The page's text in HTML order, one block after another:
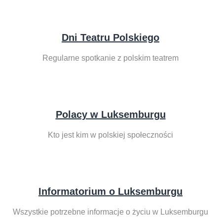
Dni Teatru Polskiego
Regularne spotkanie z polskim teatrem
Polacy w Luksemburgu
Kto jest kim w polskiej społeczności
Informatorium o Luksemburgu
Wszystkie potrzebne informacje o życiu w Luksemburgu